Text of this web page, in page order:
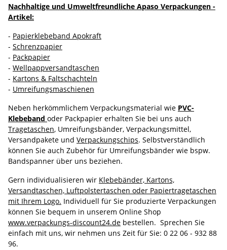
Nachhaltige und Umweltfreundliche Apaso Verpackungen -
Artikel:
- Papierklebeband Apokraft
- Schrenzpapier
- Packpapier
- Wellpappversandtaschen
- Kartons & Faltschachteln
- Umreifungsmaschienen
Neben herkömmlichem Verpackungsmaterial wie PVC-
Klebeband oder Packpapier erhalten Sie bei uns auch
Tragetaschen, Umreifungsbänder, Verpackungsmittel,
Versandpakete und Verpackungschips. Selbstverständlich
können Sie auch Zubehör für Umreifungsbänder wie bspw.
Bandspanner über uns beziehen.
Gern individualisieren wir Klebebänder, Kartons,
Versandtaschen, Luftpolstertaschen oder Papiertragetaschen
mit Ihrem Logo. Individuell für Sie produzierte Verpackungen
können Sie bequem in unserem Online Shop
www.verpackungs-discount24.de bestellen. Sprechen Sie
einfach mit uns, wir nehmen uns Zeit für Sie: 0 22 06 - 932 88
96.